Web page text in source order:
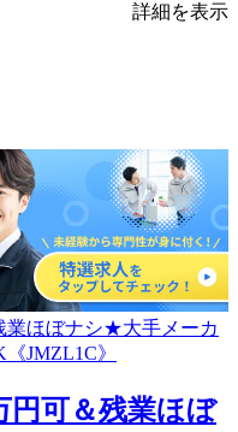
詳細を表示
円可＆残業ほぼ